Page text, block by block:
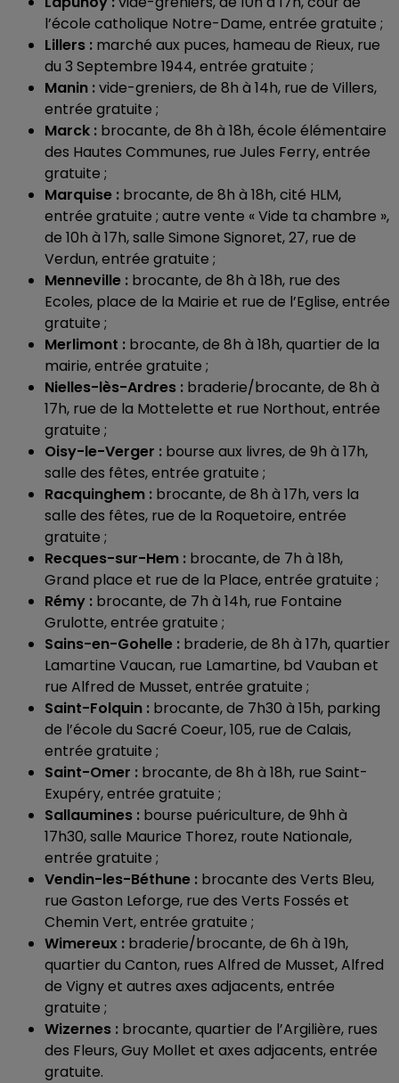
l’école catholique Notre-Dame, entrée gratuite ;
Lillers : marché aux puces, hameau de Rieux, rue
du 3 Septembre 1944, entrée gratuite ;
Manin :vide-greniers, de 8h à 14h, rue de Villers,
entrée gratuite ;
Marck : brocante, de 8h à 18h, école élémentaire
des Hautes Communes, rue Jules Ferry, entrée
gratuite ;
Marquise : brocante, de 8h à 18h, cité HLM,
entrée gratuite ; autre vente « Vide ta chambre »,
de 10h à 17h, salle Simone Signoret, 27, rue de
Verdun, entrée gratuite ;
Menneville : brocante, de 8h à 18h, rue des
Ecoles, place de la Mairie et rue de l’Eglise, entrée
gratuite ;
Merlimont : brocante, de 8h à 18h, quartier de la
mairie, entrée gratuite ;
Nielles-lès-Ardres : braderie/brocante, de 8h à
17h, rue de la Mottelette et rue Northout, entrée
gratuite ;
Oisy-le-Verger : bourse aux livres, de 9h à 17h,
salle des fêtes, entrée gratuite ;
Racquinghem : brocante, de 8h à 17h, vers la
salle des fêtes, rue de la Roquetoire, entrée
gratuite ;
Recques-sur-Hem : brocante, de 7h à 18h,
Grand place et rue de la Place, entrée gratuite ;
Rémy : brocante, de 7h à 14h, rue Fontaine
Grulotte, entrée gratuite ;
Sains-en-Gohelle : braderie, de 8h à 17h, quartier
Lamartine Vaucan, rue Lamartine, bd Vauban et
rue Alfred de Musset, entrée gratuite ;
Saint-Folquin : brocante, de 7h30 à 15h, parking
de l’école du Sacré Coeur, 105, rue de Calais,
entrée gratuite ;
Saint-Omer : brocante, de 8h à 18h, rue Saint-
Exupéry, entrée gratuite ;
Sallaumines : bourse puériculture, de 9hh à
17h30, salle Maurice Thorez, route Nationale,
entrée gratuite ;
Vendin-les-Béthune : brocante des Verts Bleu,
rue Gaston Leforge, rue des Verts Fossés et
Chemin Vert, entrée gratuite ;
Wimereux : braderie/brocante, de 6h à 19h,
quartier du Canton, rues Alfred de Musset, Alfred
de Vigny et autres axes adjacents, entrée
gratuite ;
Wizernes : brocante, quartier de l’Argilière, rues
des Fleurs, Guy Mollet et axes adjacents, entrée
gratuite.